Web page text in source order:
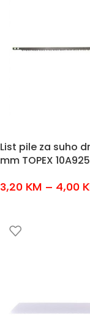
List pile za suho
mm TOPEX
3,20 KM – 4,00